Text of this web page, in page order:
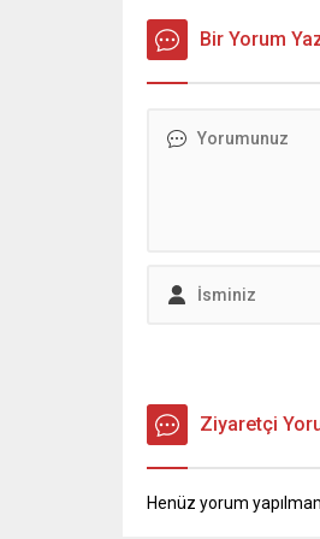
katkıları, Kültür ve
ile Kahramanmaraş
Konferans Salonu’nda
Bir Yorum
Ziyaretçi
Henüz yorum